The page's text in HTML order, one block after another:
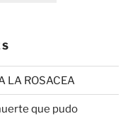
LA ROSACEA
que pudo